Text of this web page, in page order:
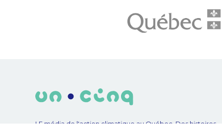
LE média de l'action climatique au Québec. Des histoires